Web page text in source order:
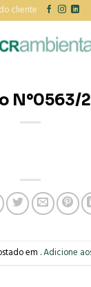
cliente
N°0563/
em .Adicione